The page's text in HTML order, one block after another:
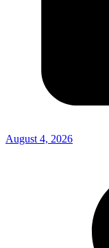
August 4, 2026